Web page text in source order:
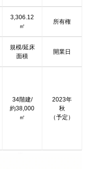
3,306.12
㎡
所有権
規模/延床
面積
開業日
34階建/
約38,000
㎡
2023年
秋
（予定）